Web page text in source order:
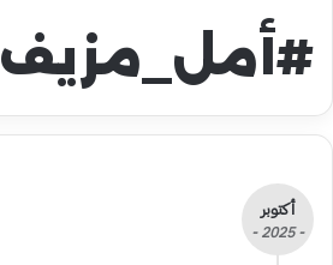
#أمل_مزيف
أكتوبر
- 2025 -